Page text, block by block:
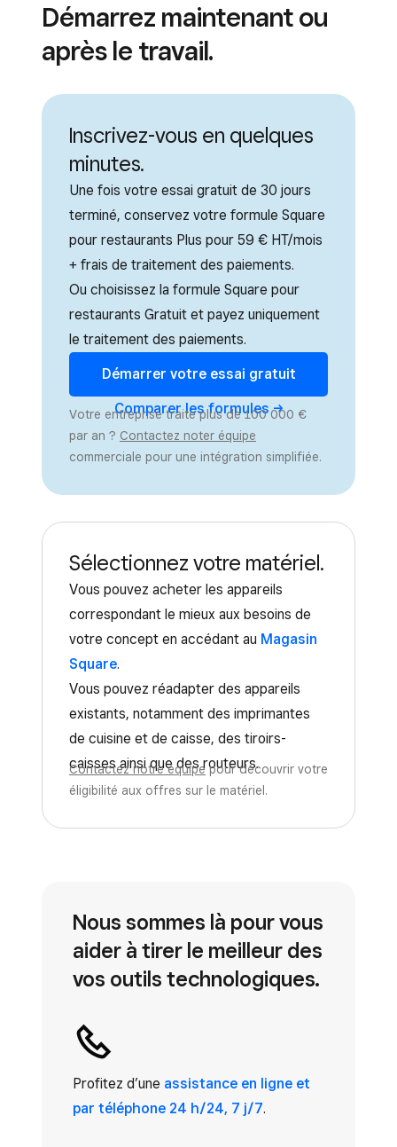
Démarrez maintenant ou
après le travail.
Inscrivez-vous en quelques
minutes.
Une fois votre essai gratuit de 30 jours
terminé, conservez votre formule Square
pour restaurants Plus pour 59 € HT/mois
+ frais de traitement des paiements.
Ou choisissez la formule Square pour
restaurants Gratuit et payez uniquement
le traitement des paiements.
Démarrer votre essai gratuit
Comparer les formules ->
Votre entreprise traite plus de 100 000 €
par an ? Contactez noter équipe
commerciale pour une intégration simplifiée.
Sélectionnez votre matériel.
Vous pouvez acheter les appareils
correspondant le mieux aux besoins de
votre concept en accédant au Magasin
Square.
Vous pouvez réadapter des appareils
existants, notamment des imprimantes
de cuisine et de caisse, des tiroirs-
caisses ainsi que des routeurs.
Contactez notre équipe pour découvrir votre
éligibilité aux offres sur le matériel.
Nous sommes là pour vous
aider à tirer le meilleur des
vos outils technologiques.
Profitez d’une assistance en ligne et
par téléphone 24 h/24, 7 j/7.